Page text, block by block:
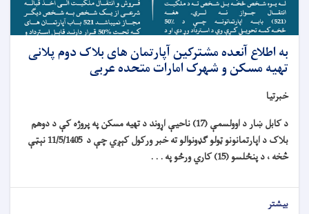
به اطلاع آنعده مشترکین آپارتمان های بلاک دوم پلانی
تهیه مسکن و شهرک امارات متحده عربی
خبرتیا
د کابل ښار د اوولسمې (17) ناحیې اړوند د تهیه مسکن په پروژه کې د دوهم
بلاک د اپارتمانونو ټولو ګډونوالو ته خبر ورکول کېږي چې د 11/5/1405 نېټې
څخه ، د پنځلسو (15) کاري ورځو په . . .
بیشتر